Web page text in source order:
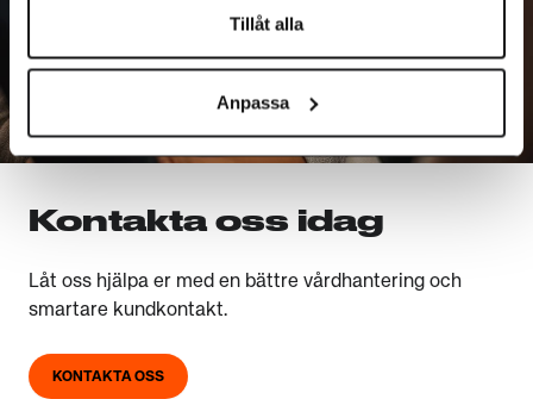
Tillåt alla
Anpassa
Kontakta oss idag
Låt oss hjälpa er med en bättre vårdhantering och
smartare kundkontakt.
KONTAKTA OSS